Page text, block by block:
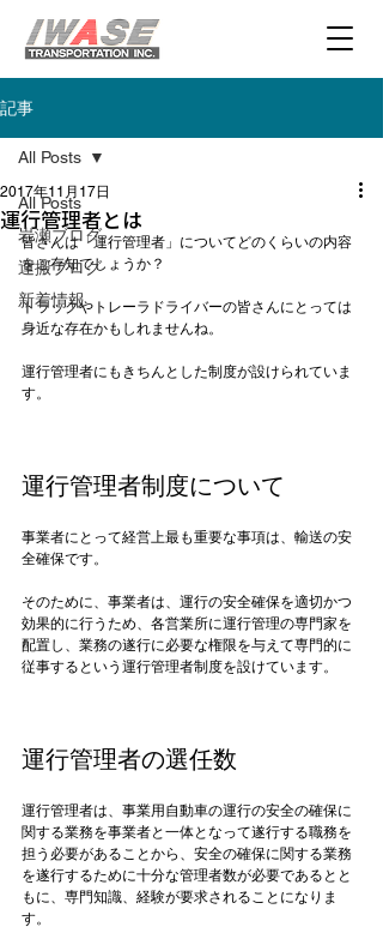
記事
All Posts
岩瀬ブログ
運搬ブログ
新着情報
All Posts
運行管理者とは
2017年11月17日
皆さんは「運行管理者」についてどのくらいの内容
をご存知でしょうか？
トラックやトレーラドライバーの皆さんにとっては
身近な存在かもしれませんね。
運行管理者にもきちんとした制度が設けられていま
す。
運行管理者制度について
事業者にとって経営上最も重要な事項は、輸送の安
全確保です。
そのために、事業者は、運行の安全確保を適切かつ
効果的に行うため、各営業所に運行管理の専門家を
配置し、業務の遂行に必要な権限を与えて専門的に
従事するという運行管理者制度を設けています。
運行管理者の選任数
運行管理者は、事業用自動車の運行の安全の確保に
関する業務を事業者と一体となって遂行する職務を
担う必要があることから、安全の確保に関する業務
を遂行するために十分な管理者数が必要であるとと
もに、専門知識、経験が要求されることになりま
す。